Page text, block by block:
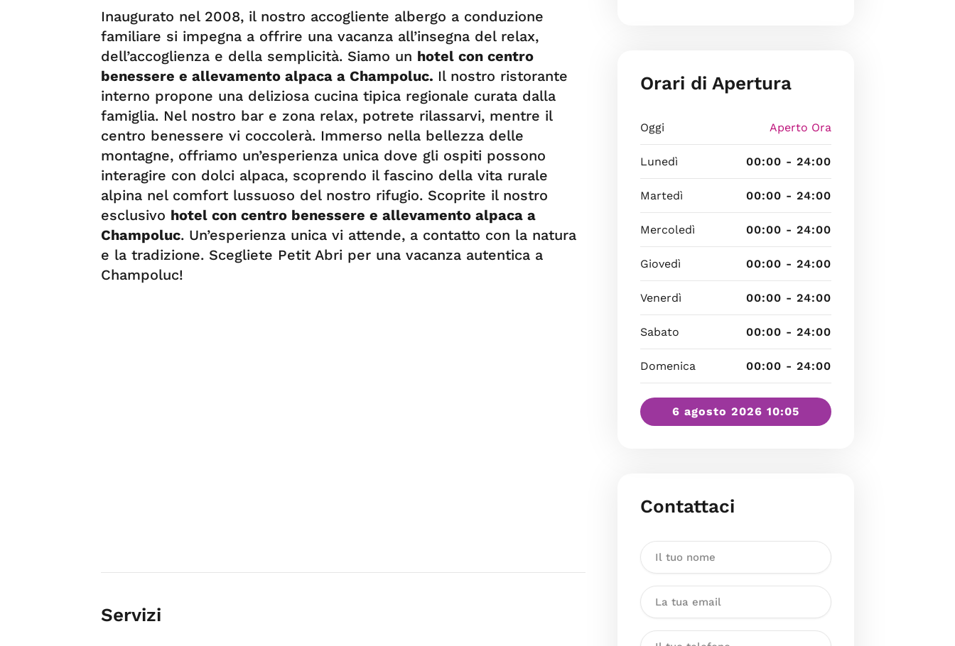
Inaugurato nel 2008, il nostro accogliente albergo a conduzione
familiare si impegna a offrire una vacanza all’insegna del relax,
dell’accoglienza e della semplicità. Siamo un hotel con centro
benessere e allevamento alpaca a Champoluc. Il nostro ristorante
interno propone una deliziosa cucina tipica regionale curata dalla
famiglia. Nel nostro bar e zona relax, potrete rilassarvi, mentre il
centro benessere vi coccolerà. Immerso nella bellezza delle
montagne, offriamo un’esperienza unica dove gli ospiti possono
interagire con dolci alpaca, scoprendo il fascino della vita rurale
alpina nel comfort lussuoso del nostro rifugio. Scoprite il nostro
esclusivo hotel con centro benessere e allevamento alpaca a
Champoluc. Un’esperienza unica vi attende, a contatto con la natura
e la tradizione. Scegliete Petit Abri per una vacanza autentica a
Champoluc!
Servizi
Orari di Apertura
Oggi Aperto Ora
Lunedì 00:00 - 24:00
Martedì 00:00 - 24:00
Mercoledì 00:00 - 24:00
Giovedì 00:00 - 24:00
Venerdì 00:00 - 24:00
Sabato 00:00 - 24:00
Domenica 00:00 - 24:00
6 agosto 2026 10:05
Contattaci